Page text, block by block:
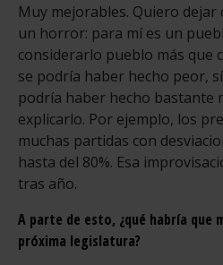
Muy mejorables. Quiero dejar
un horror: para mí es un
considerarlo pueblo más que
se podría haber hecho peor,
podría haber hecho bastante
explicarlo. Por ejemplo, los
muchas partidas con
hasta del 80%. Esa
tras año.
A parte de esto, ¿qué habría que
próxima legislatura?